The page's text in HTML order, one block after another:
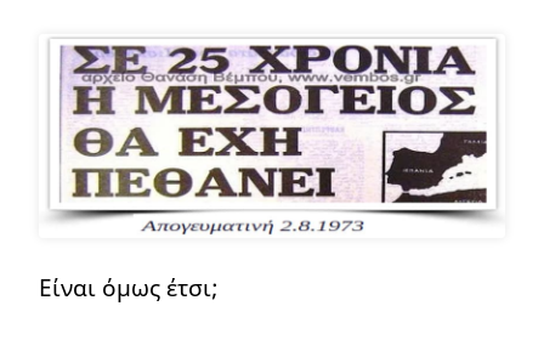
Είναι όμως έτσι;